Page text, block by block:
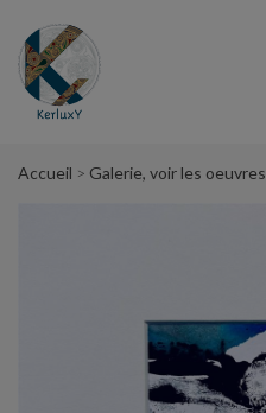
Accueil Galerie, voir les oeuvres